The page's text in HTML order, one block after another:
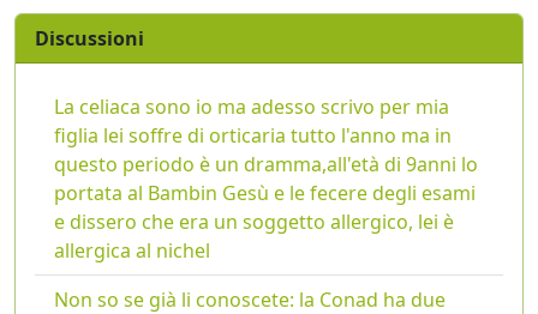
Discussioni
La celiaca sono io ma adesso scrivo per mia
figlia lei soffre di orticaria tutto l'anno ma in
questo periodo è un dramma,all'età di 9anni lo
portata al Bambin Gesù e le fecere degli esami
e dissero che era un soggetto allergico, lei è
allergica al nichel
Non so se già li conoscete: la Conad ha due